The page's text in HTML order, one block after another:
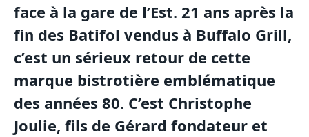
face à la gare de l’Est. 21 ans après la
fin des Batifol vendus à Buffalo Grill,
c’est un sérieux retour de cette
marque bistrotière emblématique
des années 80. C’est Christophe
Joulie, fils de Gérard fondateur et